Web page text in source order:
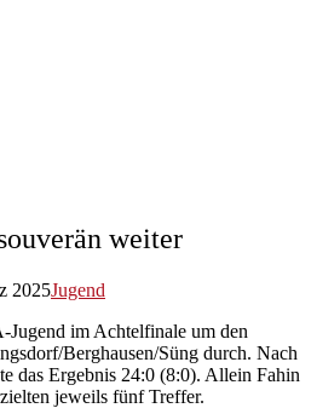
weiter
2025Jugend
Jugend im Achtelfinale um den
Berghausen/Süng durch. Nach
das Ergebnis 24:0 (8:0). Allein Fahin
jeweils fünf Treffer.